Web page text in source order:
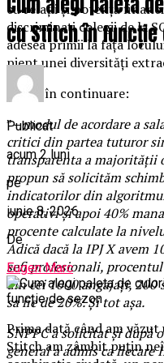
cu relații și potență
discriminați colegii de la
adesea primii la fața
piept unei diversități
Cităm în continuare:
”– modul de acordare a
critici din partea tuturor
transparenta a majorității
propun să solicităm
indicatorilor din algoritmul
operativi și apoi 40%
procente calculate la
Adică dacă la IPJ X avem
sefi profesionali, procentul
din cei 1000 angajați,
sa fie de 20%. Și tot așa.
SNPPC a solicitat și după
general a admis ca fiecare
cu Stitch în funcție
Publicat
acum 2 luni
pe
iunie 8, 2026
De
Eugen Marc
Prima dată când am
Stitch am zâmbit puțin